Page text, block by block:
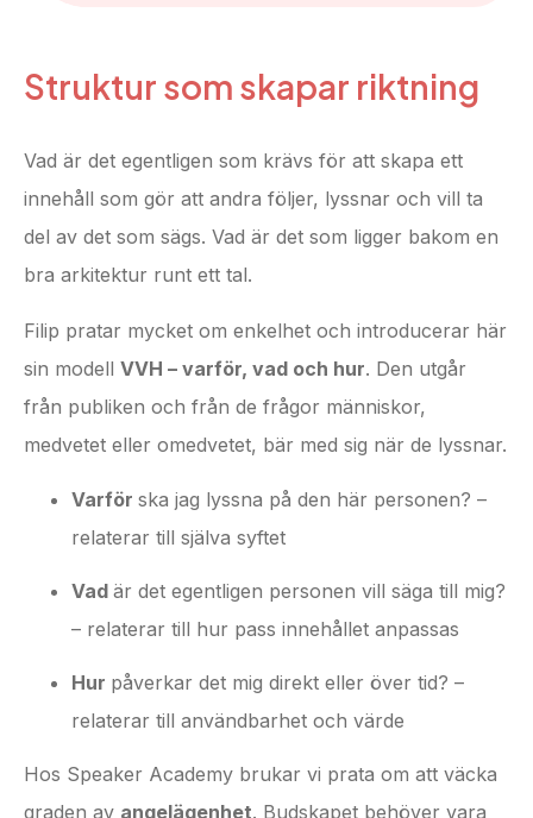
Struktur som skapar riktning
Vad är det egentligen som krävs för att skapa ett
innehåll som gör att andra följer, lyssnar och vill ta
del av det som sägs. Vad är det som ligger bakom en
bra arkitektur runt ett tal.
Filip pratar mycket om enkelhet och introducerar här
sin modell VVH – varför, vad och hur. Den utgår
från publiken och från de frågor människor,
medvetet eller omedvetet, bär med sig när de lyssnar.
Varför ska jag lyssna på den här personen? –
relaterar till själva syftet
Vad är det egentligen personen vill säga till mig?
– relaterar till hur pass innehållet anpassas
Hur påverkar det mig direkt eller över tid? –
relaterar till användbarhet och värde
Hos Speaker Academy brukar vi prata om att väcka
graden av angelägenhet. Budskapet behöver vara